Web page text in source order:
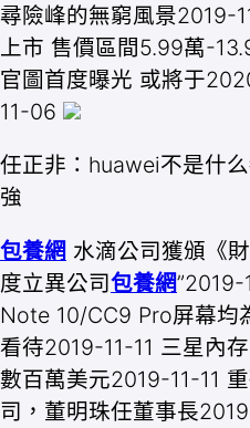
尋險峰的無窮風景2019-
上市 售價區間5.99萬-
官圖首度曝光 或將于
11-06
任正非：huawei不是什
強
包養網 水滴公司獲頒《
度立異公司包養網”2019-
Note 10/CC9 Pro屏幕均
看待2019-11-11 三星內
數百萬美元2019-11-11
司，董明珠任董事長